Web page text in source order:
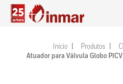
Início Produtos
Atuador para Válvula Globo